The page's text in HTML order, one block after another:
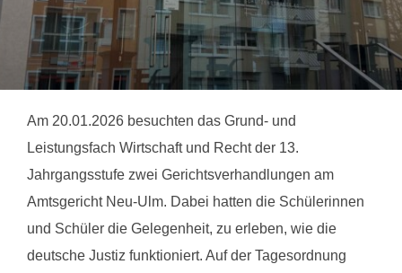
Am 20.01.2026 besuchten das Grund- und
Leistungsfach Wirtschaft und Recht der 13.
Jahrgangsstufe zwei Gerichtsverhandlungen am
Amtsgericht Neu-Ulm. Dabei hatten die Schülerinnen
und Schüler die Gelegenheit, zu erleben, wie die
deutsche Justiz funktioniert. Auf der Tagesordnung